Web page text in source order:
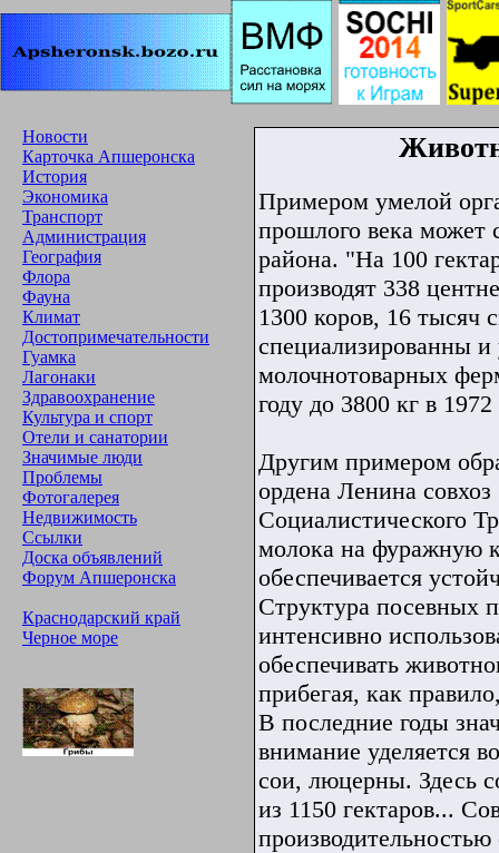
Новости
Карточка Апшеронска
История
Экономика
Транспорт
Администрация
География
Флора
Фауна
Климат
Достопримечательности
Гуамка
Лагонаки
Здравоохранение
Культура и спорт
Отели и санатории
Значимые люди
Проблемы
Фотогалерея
Недвижимость
Ссылки
Доска объявлений
Форум Апшеронска
Краснодарский край
Черное море
Примером умелой
прошлого века может
района. "На 100
производят 338
1300 коров, 16 тысяч
специализированны
молочнотоварных
году до 3800 кг в 1972
Другим примером
ордена Ленина
Социалистического
молока на фуражную
обеспечивается
Структура посевных
интенсивно
обеспечивать
прибегая, как
В последние годы
внимание уделяется
сои, люцерны. Здесь
из 1150 гектаров...